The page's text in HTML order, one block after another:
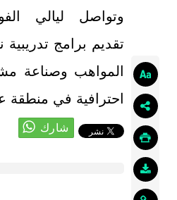
وتواصل ليالي
تقديم برامج
المواهب وصناعة
احترافية في منطقة